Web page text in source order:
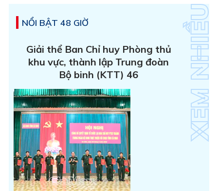
NỔI BẬT 48 GIỜ
Giải thể Ban Chỉ huy Phòng thủ
khu vực, thành lập Trung đoàn
Bộ binh (KTT) 46